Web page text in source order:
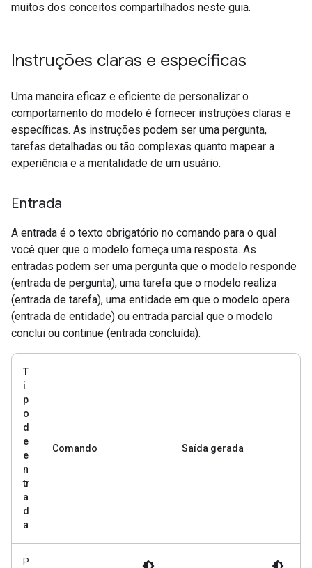
muitos dos conceitos compartilhados neste guia.
Instruções claras e específicas
Uma maneira eficaz e eficiente de personalizar o
comportamento do modelo é fornecer instruções claras e
específicas. As instruções podem ser uma pergunta,
tarefas detalhadas ou tão complexas quanto mapear a
experiência e a mentalidade de um usuário.
Entrada
A entrada é o texto obrigatório no comando para o qual
você quer que o modelo forneça uma resposta. As
entradas podem ser uma pergunta que o modelo responde
(entrada de pergunta), uma tarefa que o modelo realiza
(entrada de tarefa), uma entidade em que o modelo opera
(entrada de entidade) ou entrada parcial que o modelo
conclui ou continue (entrada concluída).
T
i
p
o
d
e
e
n
tr
a
d
a
Comando Saída gerada
P